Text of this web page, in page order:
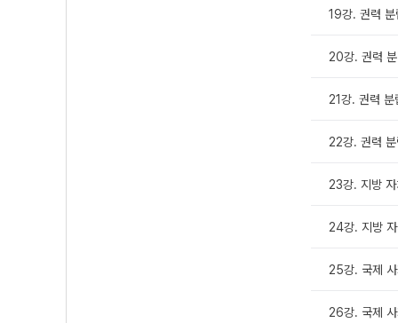
19강. 권력
20강. 권력
21강. 권력
22강. 권력
23강. 지방
24강. 지방
25강. 국제
26강. 국제